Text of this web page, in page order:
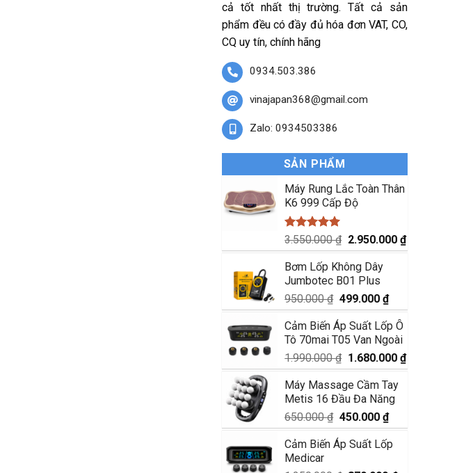
cả tốt nhất thị trường. Tất cả sản
phẩm đều có đầy đủ hóa đơn VAT, CO,
CQ uy tín, chính hãng
0934.503.386
vinajapan368@gmail.com
Zalo: 0934503386
SẢN PHẨM
Máy Rung Lắc Toàn Thân
K6 999 Cấp Độ
Được xếp
hạng5.00
5 sao
3.550.000₫ Giá
gốc
là:
3.550.000 ₫.
2.950.000₫Giá
hiện
Bơm Lốp Không Dây
Jumbotec B01 Plus
950.000₫ Giá
gốc
là:
950.000 ₫.
499.000₫Giá
hiện
tại
là:
499.000 ₫.
Cảm Biến Áp Suất Lốp Ô
Tô 70mai T05 Van Ngoài
1.990.000₫ Giá
gốc
là:
1.990.000 ₫.
1.680.000₫Giá
hiện
Máy Massage Cầm Tay
Metis 16 Đầu Đa Năng
650.000₫ Giá
gốc
là:
450.000₫Giá
hiện
tại
Cảm Biến Áp Suất Lốp
Medicar